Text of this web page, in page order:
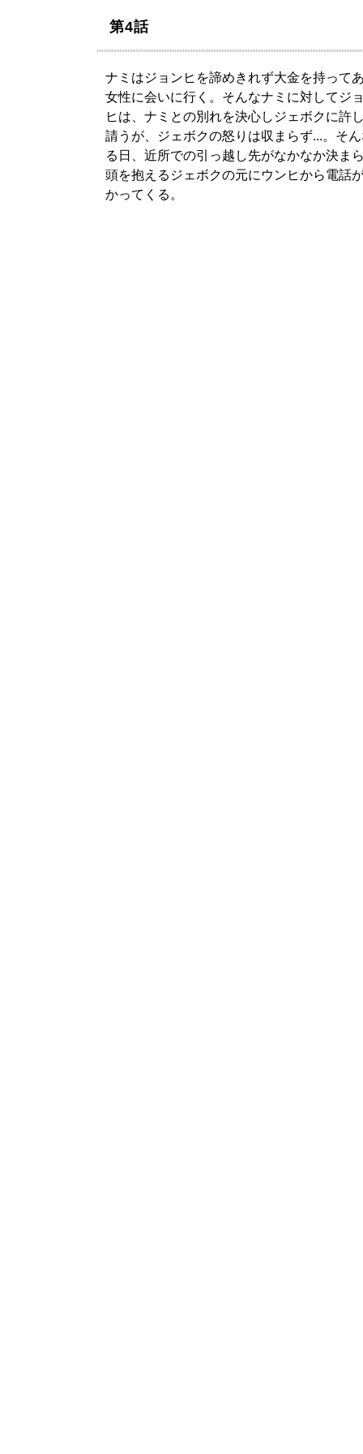
第4話
ナミはジョンヒを諦めきれず大金を持って
女性に会いに行く。そんなナミに対してジ
ヒは、ナミとの別れを決心しジェボクに許
請うが、ジェボクの怒りは収まらず...。そ
る日、近所での引っ越し先がなかなか決ま
頭を抱えるジェボクの元にウンヒから電話
かってくる。